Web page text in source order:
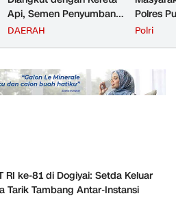
Api, Semen Penyumbang
Volume Terbesar
Semester 1 Tahun 2026
DAERAH
Polres
Jemput
Polri
RI ke-81 di Dogiyai: Setda Keluar
Tarik Tambang Antar-Instansi